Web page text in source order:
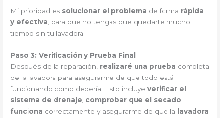
Mi prioridad es solucionar el problema de forma rápida
y efectiva, para que no tengas que quedarte mucho
tiempo sin tu lavadora.
Paso 3: Verificación y Prueba Final
Después de la reparación, realizaré una prueba completa
de la lavadora para asegurarme de que todo está
funcionando como debería. Esto incluyeverificar el
sistema de drenaje comprobar que el secado
funciona correctamente y asegurarme de que la
lavadora